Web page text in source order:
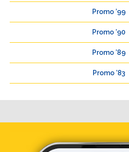
Promo ’99
Promo ’90
Promo ’89
Promo ’83